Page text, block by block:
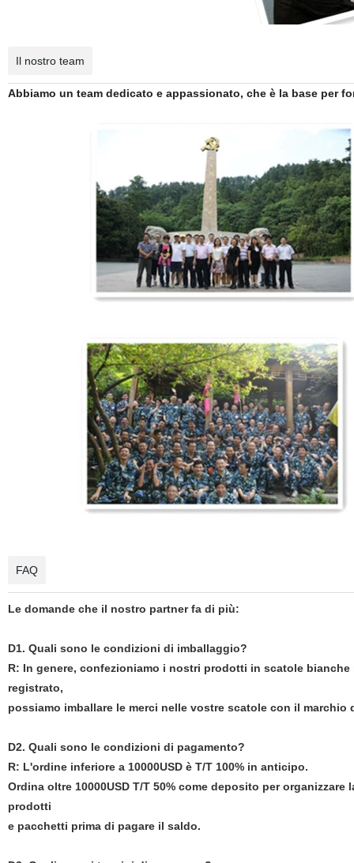
Il nostro team
Abbiamo un team dedicato e appassionato, che è la base per
FAQ
Le domande che il nostro partner fa di più:
D1. Quali sono le condizioni di imballaggio?
R: In genere, confezioniamo i nostri prodotti in scatole
registrato,
possiamo imballare le merci nelle vostre scatole con il
D2. Quali sono le condizioni di pagamento?
R: L'ordine inferiore a 10000USD è T/T 100% in anticipo.
Ordina oltre 10000USD T/T 50% come deposito per
prodotti
e pacchetti prima di pagare il saldo.